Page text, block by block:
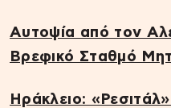
Αυτοψία από τον
Βρεφικό Σταθμό
Ηράκλειο: